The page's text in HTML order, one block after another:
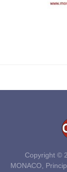
Copyright ©
MONACO,